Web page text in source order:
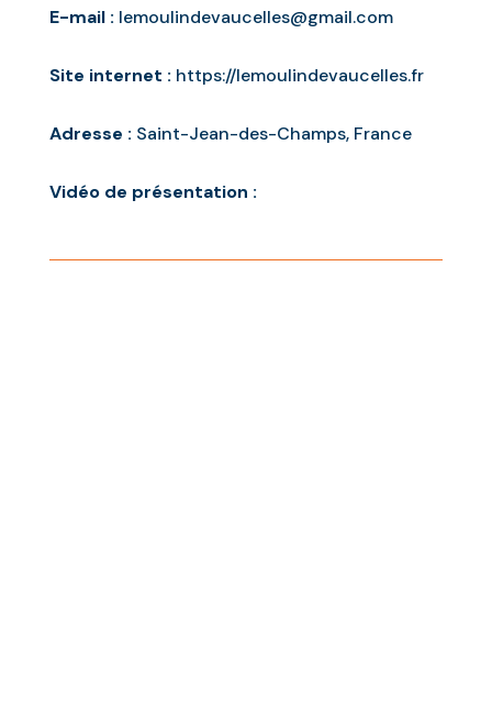
E-mail : lemoulindevaucelles@gmail.com
Site internet : https://lemoulindevaucelles.fr
Adresse : Saint-Jean-des-Champs, France
Vidéo de présentation :